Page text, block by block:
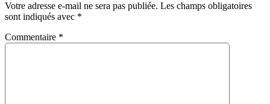
Votre adresse e-mail ne sera pas publiée. Les champs obligatoires
sont indiqués avec *
Commentaire *